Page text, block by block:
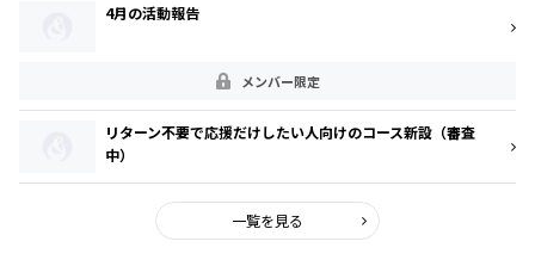
4月の活動報告
メンバー限定
リターン不要で応援だけしたい人向けのコース新設（審査
中）
一覧を見る